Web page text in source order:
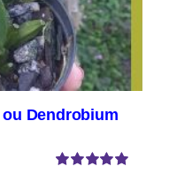
Dendrobium